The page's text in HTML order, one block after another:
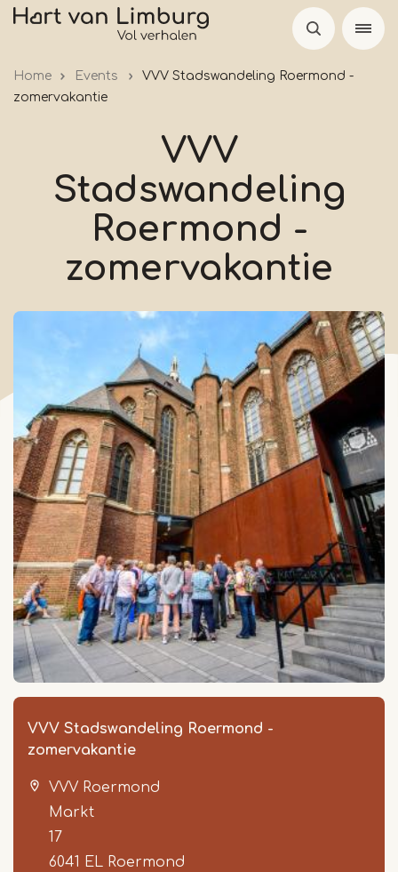
Skip
Home Events
VVV Stadswandeling Roermond -
zomervakantie
VVV
Stadswandeling
Roermond -
zomervakantie
VVV Stadswandeling Roermond -
zomervakantie
VVV Roermond
Markt
17
6041 EL Roermond